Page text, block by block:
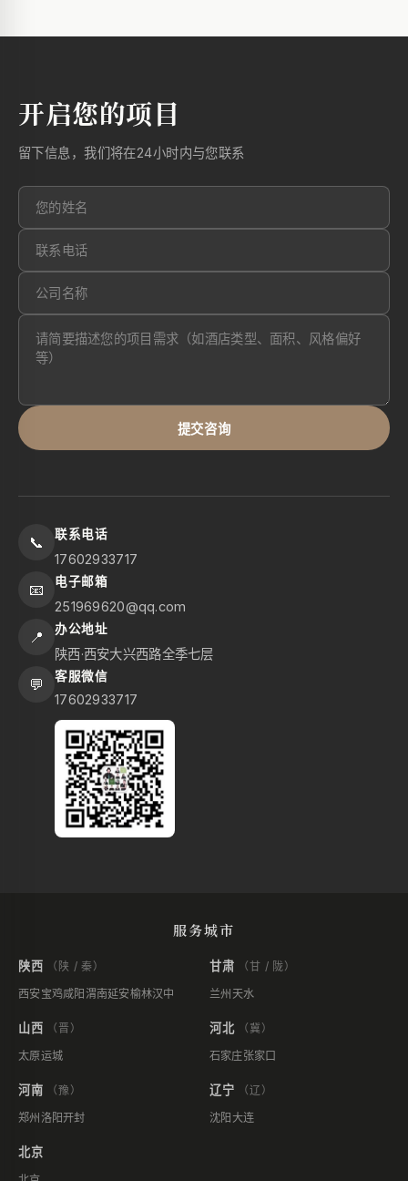
开启您的项目
留下信息，我们将在24小时内与您联系
提交咨询
📞 联系电话
17602933717
📧 电子邮箱
251969620@qq.com
📍 办公地址
陕西·西安大兴西路全季七层
💬 客服微信
17602933717
服务城市
陕西
（陕 / 秦）
西安宝鸡咸阳 渭南延安榆林汉中
甘肃
（甘 / 陇）
兰州 天水
山西
（晋）
太原运城
河北
（冀）
石家庄张家口
河南
（豫）
郑州 洛阳开封
辽宁
（辽）
沈阳 大连
北京